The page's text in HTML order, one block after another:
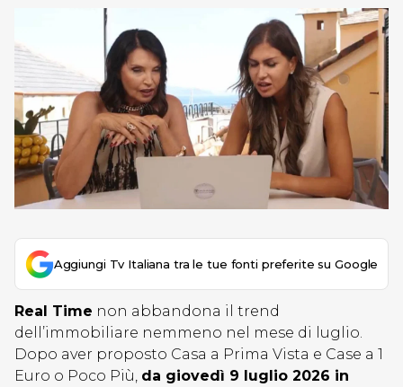
Aggiungi Tv Italiana tra le tue fonti preferite su Google
Real Time non abbandona il trend
dell’immobiliare nemmeno nel mese di luglio.
Dopo aver proposto Casa a Prima Vista e Case a 1
Euro o Poco Più, da giovedì 9 luglio 2026 in